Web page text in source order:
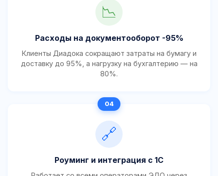
📉
Расходы на документооборот -95%
Клиенты Диадока сокращают затраты на бумагу и
доставку до 95%, а нагрузку на бухгалтерию — на
80%.
🔗
Роуминг и интеграция с 1С